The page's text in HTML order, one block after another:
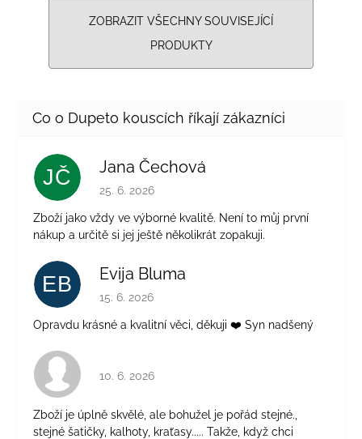
ZOBRAZIT VŠECHNY SOUVISEJÍCÍ
PRODUKTY
JČ Jana Čechová
Hodnocení obchodu je 5 z 5 hvězdiček.
25. 6. 2026
Zboží jako vždy ve výborné kvalitě. Není to můj první
nákup a určitě si jej ještě několikrát zopakuji.
EB Evija Bluma
Hodnocení obchodu je 5 z 5 hvězdiček.
15. 6. 2026
Opravdu krásné a kvalitní věci, děkuji ❤️ Syn nadšený
Hodnocení obchodu je 4 z 5 hvězdiček.
10. 6. 2026
Zboží je úplně skvělé, ale bohužel je pořád stejné.,
stejné šatičky, kalhoty, kraťasy..... Takže, když chci